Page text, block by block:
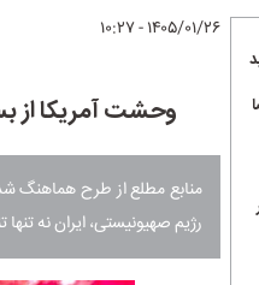
۱۴۰۵/۰۱/۲۶ - ۱۰:۲۷
وحشت آمریکا از
منابع مطلع از طرح هماهنگ
رژیم صهیونیستی، ایران نه